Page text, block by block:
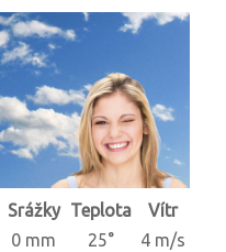
Srážky Teplota
Vítr
0 mm 25°
4 m/s